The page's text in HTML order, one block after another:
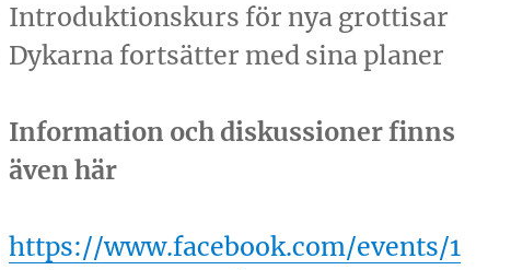
Introduktionskurs för nya grottisar
Dykarna fortsätter med sina planer
Information och diskussioner finns
även här
https://www.facebook.com/events/1